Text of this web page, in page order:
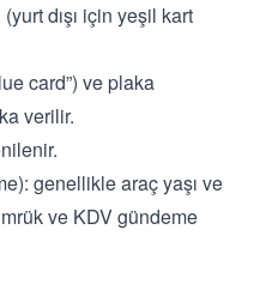
dışı için yeşil kart
card”) ve plaka
verilir.
genellikle araç yaşı ve
ve KDV gündeme